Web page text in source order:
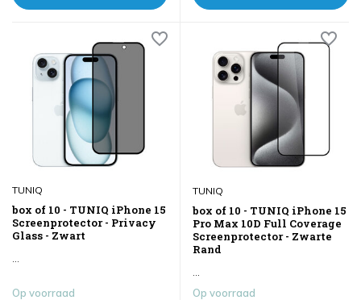
TUNIQ
box of 10 - TUNIQ iPhone 15
Screenprotector - Privacy
Glass - Zwart
Op voorraad
TUNIQ
box of 10 - TUNIQ iPhone 15
Pro Max 10D Full Coverage
Screenprotector - Zwarte
Rand
Op voorraad